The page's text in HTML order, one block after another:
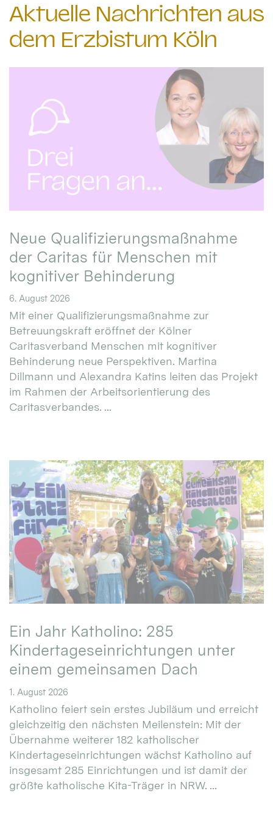
Aktuelle Nachrichten aus
dem Erzbistum Köln
Neue Qualifizierungsmaßnahme
der Caritas für Menschen mit
kognitiver Behinderung
6. August 2026
Mit einer Qualifizierungsmaßnahme zur
Betreuungskraft eröffnet der Kölner
Caritasverband Menschen mit kognitiver
Behinderung neue Perspektiven. Martina
Dillmann und Alexandra Katins leiten das Projekt
im Rahmen der Arbeitsorientierung des
Caritasverbandes. ...
Ein Jahr Katholino: 285
Kindertageseinrichtungen unter
einem gemeinsamen Dach
1. August 2026
Katholino feiert sein erstes Jubiläum und erreicht
gleichzeitig den nächsten Meilenstein: Mit der
Übernahme weiterer 182 katholischer
Kindertageseinrichtungen wächst Katholino auf
insgesamt 285 Einrichtungen und ist damit der
größte katholische Kita-Träger in NRW. ...